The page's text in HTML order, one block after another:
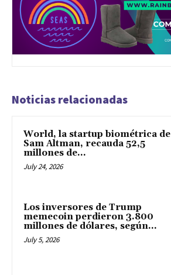
Noticias relacionadas
World, la startup biométrica de
Sam Altman, recauda 52,5
millones de...
July 24, 2026
Los inversores de Trump
memecoin perdieron 3.800
millones de dólares, según...
July 5, 2026